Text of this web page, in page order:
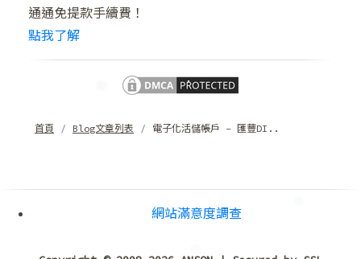
通通免提款手續費！
點我了解
首頁 Blog文章列表 電子化活儲帳戶 – 匯豐DI..
網站滿意度調查
❅
❅